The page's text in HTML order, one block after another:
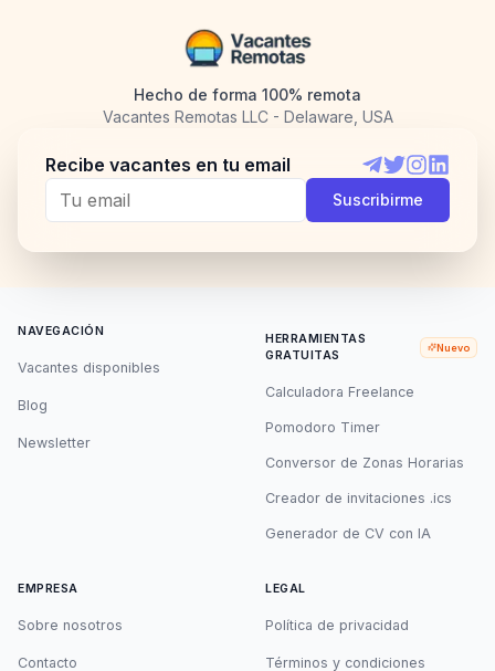
Hecho de forma 100% remota
Vacantes Remotas LLC - Delaware, USA
Recibe vacantes en tu email
Telegram
TwitterInstagram
Suscribirme
NAVEGACIÓN
Vacantes disponibles
Blog
Newsletter
HERRAMIENTAS
GRATUITAS
Nuevo
Calculadora Freelance
Pomodoro Timer
Conversor de Zonas Horarias
Creador de invitaciones .ics
Generador de CV con IA
EMPRESA
Sobre nosotros
Contacto
LEGAL
Política de privacidad
Términos y condiciones